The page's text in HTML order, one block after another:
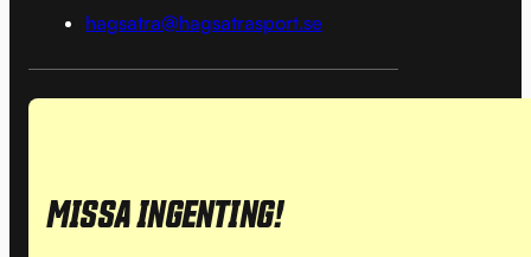
hagsatra@hagsatrasport.se
MISSA INGENTING!